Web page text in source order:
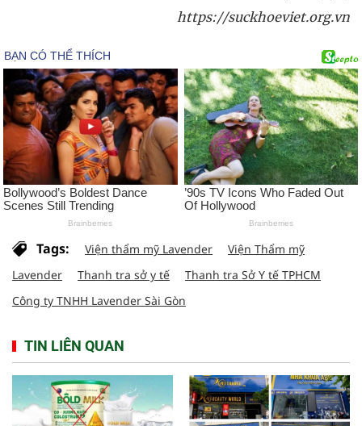
https://suckhoeviet.org.vn
Tags: Viện thẩm mỹ Lavender
Viện Thẩm mỹ
Lavender
Thanh tra sở y tế
Thanh tra Sở Y tế TPHCM
Công ty TNHH Lavender Sài Gòn
TIN LIÊN QUAN